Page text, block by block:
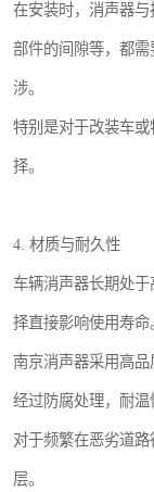
在安装时，消声器
部件的间隙等，都
涉。
特别是对于改装车
择。
4. 材质与耐久性
车辆消声器长期处
择直接影响使用寿命
南京消声器采用高
经过防腐处理，耐温
对于频繁在恶劣道
层。